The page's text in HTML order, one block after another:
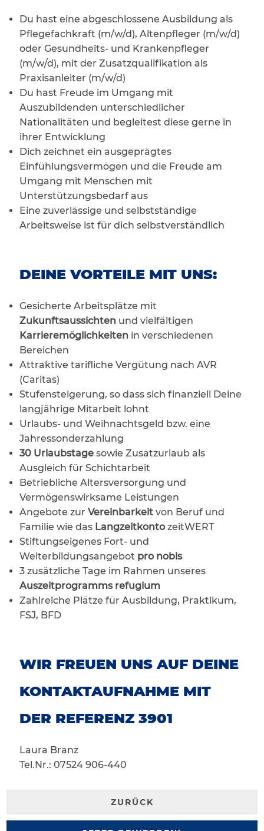
Du hast eine abgeschlossene Ausbildung als
Pflegefachkraft (m/w/d), Altenpfleger (m/w/d)
oder Gesundheits- und Krankenpfleger
(m/w/d), mit der Zusatzqualifikation als
Praxisanleiter (m/w/d)
Du hast Freude im Umgang mit
Auszubildenden unterschiedlicher
Nationalitäten und begleitest diese gerne in
ihrer Entwicklung
Dich zeichnet ein ausgeprägtes
Einfühlungsvermögen und die Freude am
Umgang mit Menschen mit
Unterstützungsbedarf aus
Eine zuverlässige und selbstständige
Arbeitsweise ist für dich selbstverständlich
DEINE VORTEILE MIT UNS:
Gesicherte Arbeitsplätze mit
Zukunftsaussichtenund vielfältigen
Karrieremöglichkeiten in verschiedenen
Bereichen
Attraktive tarifliche Vergütung nach AVR
(Caritas)
Stufensteigerung, so dass sich finanziell Deine
langjährige Mitarbeit lohnt
Urlaubs- und Weihnachtsgeld bzw. eine
Jahressonderzahlung
30 Urlaubstage sowie Zusatzurlaub als
Ausgleich für Schichtarbeit
Betriebliche Altersversorgung und
Vermögenswirksame Leistungen
Angebote zur Vereinbarkeitvon Beruf und
Familie wie das LangzeitkontozeitWERT
Stiftungseigenes Fort- und
Weiterbildungsangebot pro nobis
3 zusätzliche Tage im Rahmen unseres
Auszeitprogramms refugium
Zahlreiche Plätze für Ausbildung, Praktikum,
FSJ, BFD
WIR FREUEN UNS AUF DEINE
KONTAKTAUFNAHME MIT
DER REFERENZ 3901
Laura Branz
Tel.Nr.: 07524 906-440
ZURÜCK